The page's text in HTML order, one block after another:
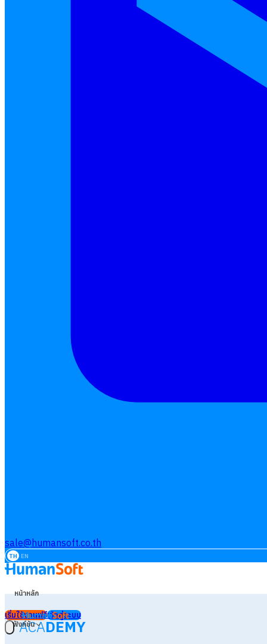
sale@humansoft.co.th
TH EN
หน้าหลัก
ฟังก์ชัน
เริ่มใช้งานฟรีเข้าสู่ระบบ
ACADEMY